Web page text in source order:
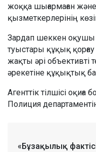
жоққа шығармаған және
қызметкерлерінің
Зардап шеккен оқушы
туыстары құқық
жақты әрі объективті
әрекетіне құқықтық
Агенттік тілшісі
Полиция
«Бұзақылық